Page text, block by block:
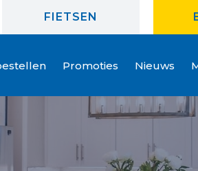
FIETSEN
Promoties Nieuws